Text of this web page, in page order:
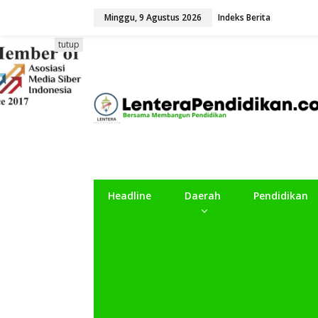
a
t
i
k
e
k
Minggu, 9 Agustus 2026 Indeks Berita
Headline Daerah Pendidikan
tutup